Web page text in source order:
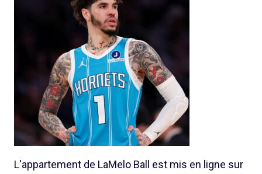
L'appartement de LaMelo Ball est mis en ligne sur